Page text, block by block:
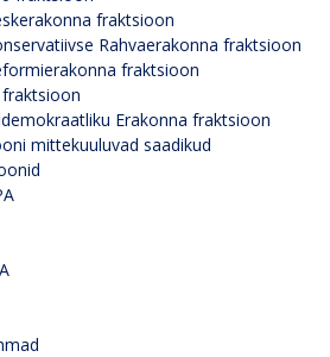
fraktsioon
Rahvaerakonna fraktsioon
fraktsioon
Erakonna fraktsioon
mittekuuluvad saadikud